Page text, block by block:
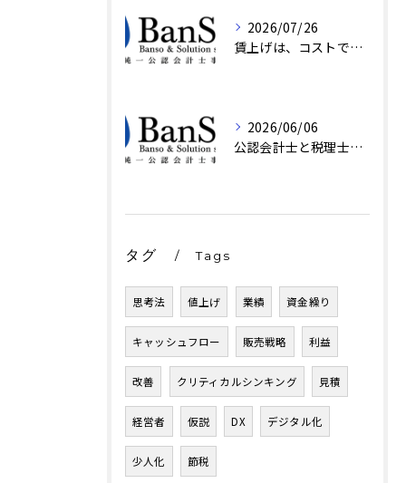
2026/07/26
賃上げは、コストではなく設計の話
2026/06/06
公認会計士と税理士の違い、結局誰に頼む?｜京都・BanSol
タグ Tags
思考法 値上げ 業績 資金繰り
キャッシュフロー 販売戦略 利益
改善 クリティカルシンキング 見積
経営者 仮説 DX デジタル化
少人化 節税